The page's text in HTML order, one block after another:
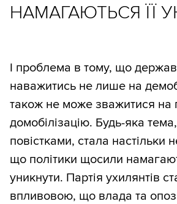
НАМАГАЮТЬСЯ ЇЇ
І проблема в тому, що
наважитись не лише на
також не може зважитися на
домобілізацію. Будь-яка
повістками, стала настільки
що політики щосили
уникнути. Партія ухилянтів
впливовою, що влада та